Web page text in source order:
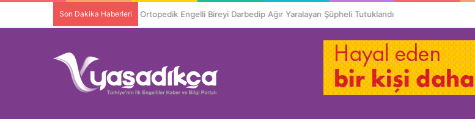
Son Dakika Haberleri Ortopedik Engelli Bireyi Darbedip Ağır Yaralayan Şüpheli Tutuklandı